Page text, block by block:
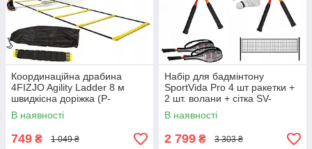
Координаційна драбина
4FIZJO Agility Ladder 8 м
швидкісна доріжка (P-
5907739312297)
В наявності
749 ₴ 1 049 ₴
Набір для бадмінтону
SportVida Pro 4 шт ракетки +
2 шт. волани + сітка SV-
SE0003
В наявності
2 799 ₴ 3 303 ₴